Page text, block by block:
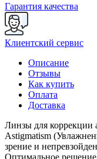
Гарантия качества
Клиентский сервис
Описание
Отзывы
Как купить
Оплата
Доставка
Линзы для коррекции
Astigmatism
зрение и
Оптимальное